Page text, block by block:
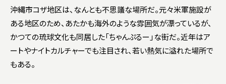
沖縄市コザ地区は、なんとも不思議な場所だ。元々米軍施設が
ある地区のため、あたかも海外のような雰囲気が漂っているが、
かつての琉球文化も同居した「ちゃんぷるー」な街だ。近年はア
ートやナイトカルチャーでも注目され、若い熱気に溢れた場所で
もある。